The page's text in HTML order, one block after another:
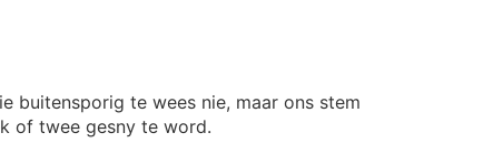
buitensporig te wees nie, maar ons stem
of twee gesny te word.